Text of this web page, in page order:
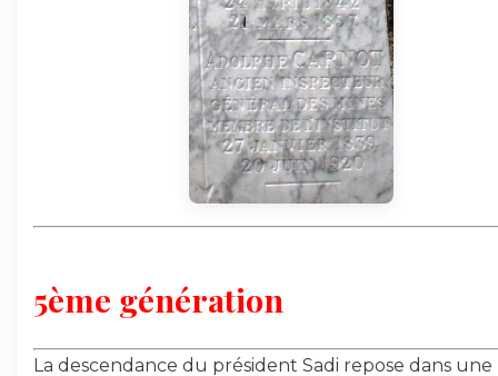
5ème génération
La descendance du président Sadi repose dans une